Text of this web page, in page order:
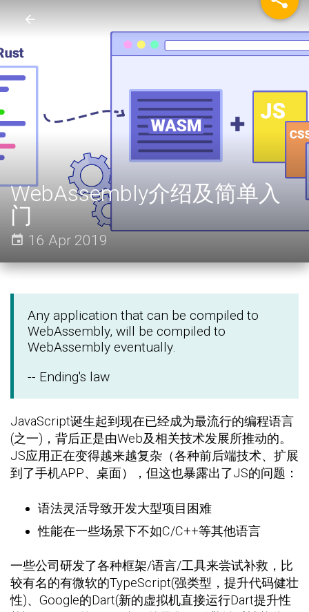
WebAssembly介绍及简单入
门
16 Apr 2019
Any application that can be compiled to
WebAssembly, will be compiled to
WebAssembly eventually.
-- Ending's law
JavaScript诞生起到现在已经成为最流行的编程语言
(之一)，背后正是由Web及相关技术发展所推动的。
JS应用正在变得越来越复杂（各种前后端技术、扩展
到了手机APP、桌面），但这也暴露出了JS的问题：
语法灵活导致开发大型项目困难
性能在一些场景下不如C/C++等其他语言
一些公司研发了各种框架/语言/工具来尝试补救，比
较有名的有微软的TypeScript(强类型，提升代码健壮
性)、Google的Dart(新的虚拟机直接运行Dart提升性